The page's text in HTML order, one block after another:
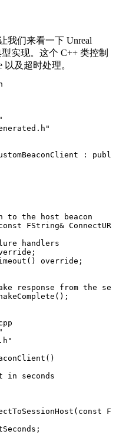
我们来看一下 Unreal
实现。这个 C++ 类控制
以及超时处理。
ACustomBeaconClient :
to the host beacon
FString&
handlers
override;
response from the
in seconds